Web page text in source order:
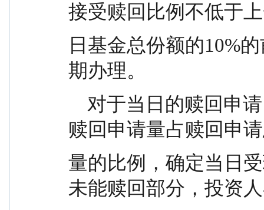
接受赎回比例不低于
日基金总份额的10%
期办理。
赎回申请量占赎回申
量的比例，确定当日
未能赎回部分，投资